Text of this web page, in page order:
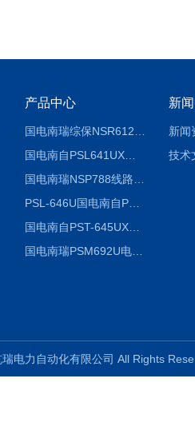
产品中心
国电南自PSL641UX使用说明书
PSL-646U国电南自PSL646U综合保护装置
国电南自PST-645UX微机综保
国电南瑞PSM692U电动保护装置
新
新闻
技术
瑞电力自动化有限公司 All Rights